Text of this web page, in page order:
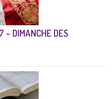
– DIMANCHE DES